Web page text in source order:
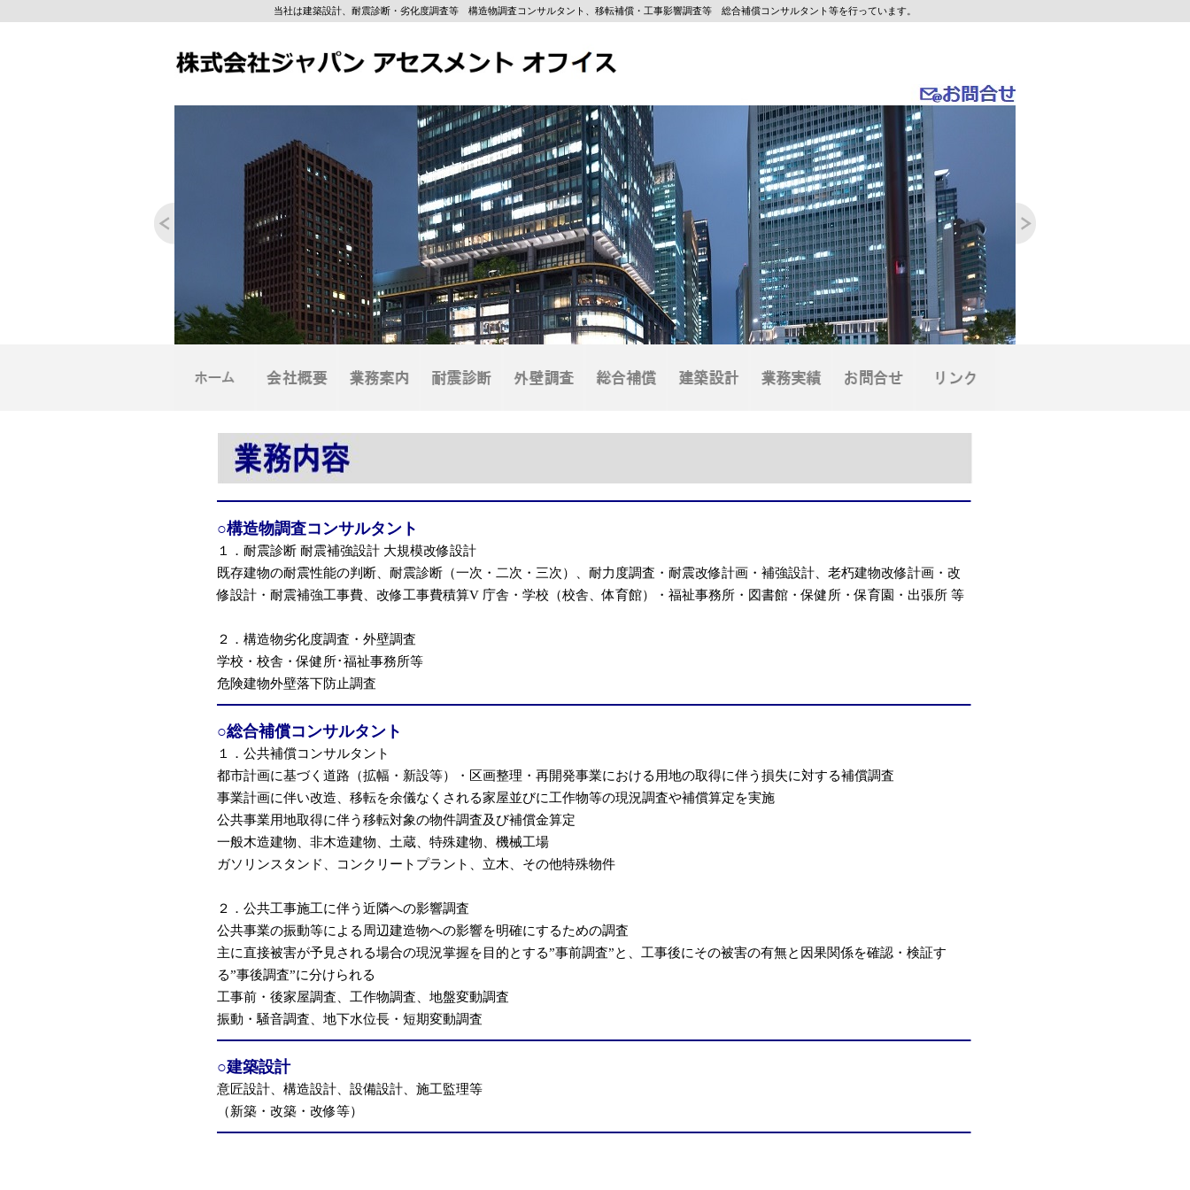
当社は建築設計、耐震診断・劣化度調査等 構造物調査コンサルタント、移転補償・工事影響調査等 総合補償コンサルタント等を行っています。
○構造物調査コンサルタント
１．耐震診断 耐震補強設計 大規模改修設計
既存建物の耐震性能の判断、耐震診断（一次・二次・三次）、耐力度調査・耐震改修計画・補強設計、老朽建物改修計画・改
修設計・耐震補強工事費、改修工事費積算V 庁舎・学校（校舎、体育館）・福祉事務所・図書館・保健所・保育園・出張所 等
２．構造物劣化度調査・外壁調査
学校・校舎・保健所･福祉事務所等
危険建物外壁落下防止調査
○総合補償コンサルタント
１．公共補償コンサルタント
都市計画に基づく道路（拡幅・新設等）・区画整理・再開発事業における用地の取得に伴う損失に対する補償調査
事業計画に伴い改造、移転を余儀なくされる家屋並びに工作物等の現況調査や補償算定を実施
公共事業用地取得に伴う移転対象の物件調査及び補償金算定
一般木造建物、非木造建物、土蔵、特殊建物、機械工場
ガソリンスタンド、コンクリートプラント、立木、その他特殊物件
２．公共工事施工に伴う近隣への影響調査
公共事業の振動等による周辺建造物への影響を明確にするための調査
主に直接被害が予見される場合の現況掌握を目的とする”事前調査”と、工事後にその被害の有無と因果関係を確認・検証す
る”事後調査”に分けられる
工事前・後家屋調査、工作物調査、地盤変動調査
振動・騒音調査、地下水位長・短期変動調査
○建築設計
意匠設計、構造設計、設備設計、施工監理等
（新築・改築・改修等）